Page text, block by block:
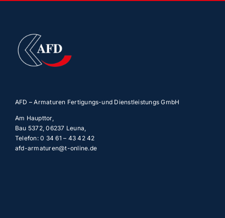
AFD – Armaturen Fertigungs-und Dienstleistungs GmbH
Am Haupttor,
Bau 5372, 06237 Leuna,
Telefon: 0 34 61 – 43 42 42
afd-armaturen@t-online.de